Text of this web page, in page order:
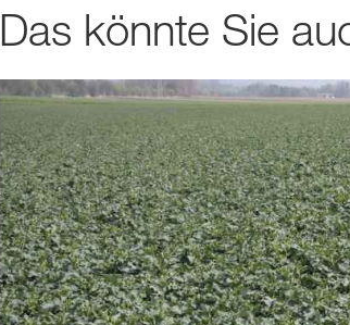
Das könnte Sie